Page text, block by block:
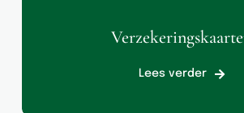
Lees verder